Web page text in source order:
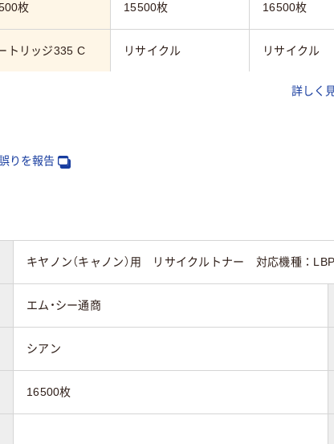
枚 15500枚 16500枚
トリッジ335 C リサイクル リサイクル
イエロー系
詳しく
りを報告
キヤノン（キャノン）用 リサイクルトナー 対応機種：
エム・シー通商
シアン
16500枚